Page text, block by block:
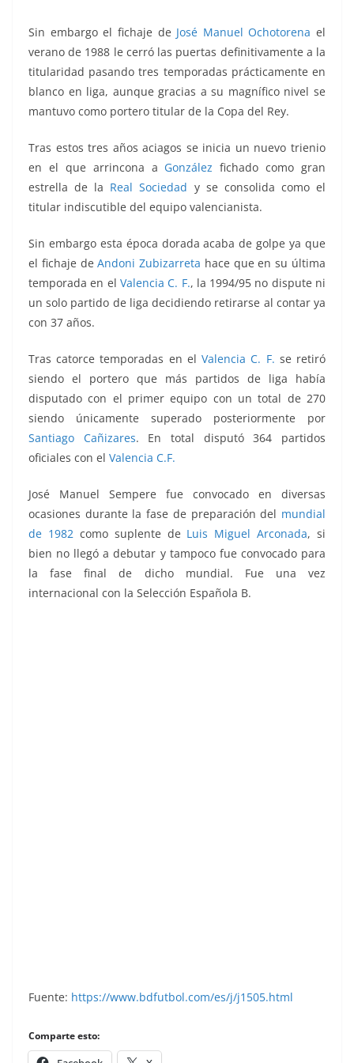
Sin embargo el fichaje de José Manuel Ochotorena el
verano de 1988 le cerró las puertas definitivamente a la
titularidad pasando tres temporadas prácticamente en
blanco en liga, aunque gracias a su magnífico nivel se
mantuvo como portero titular de la Copa del Rey.
Tras estos tres años aciagos se inicia un nuevo trienio
en el que arrincona a González fichado como gran
estrella de la Real Sociedad y se consolida como el
titular indiscutible del equipo valencianista.
Sin embargo esta época dorada acaba de golpe ya que
el fichaje deAndoni Zubizarreta hace que en su última
temporada en el Valencia C. F., la 1994/95 no dispute ni
un solo partido de liga decidiendo retirarse al contar ya
con 37 años.
Tras catorce temporadas en elValencia C. F. se retiró
siendo el portero que más partidos de liga había
disputado con el primer equipo con un total de 270
siendo únicamente superado posteriormente por
Santiago Cañizares. En total disputó 364 partidos
oficiales con el Valencia C.F.
José Manuel Sempere fue convocado en diversas
ocasiones durante la fase de preparación del mundial
de 1982como suplente de Luis Miguel Arconada, si
bien no llegó a debutar y tampoco fue convocado para
la fase final de dicho mundial. Fue una vez
internacional con la Selección Española B.
Fuente: https://www.bdfutbol.com/es/j/j1505.html
Comparte esto: